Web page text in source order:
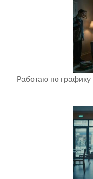
Работаю по графику